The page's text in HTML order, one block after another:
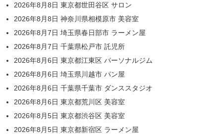
2026年8月8日 東京都世田谷区 サロン
2026年8月8日 神奈川県相模原市 美容室
2026年8月7日 埼玉県春日部市 ラーメン屋
2026年8月7日 千葉県松戸市 託児所
2026年8月6日 東京都江東区 パーソナルジム
2026年8月6日 埼玉県川越市 パン屋
2026年8月6日 千葉県千葉市 ダンススタジオ
2026年8月6日 東京都荒川区 美容室
2026年8月5日 東京都渋谷区 美容室
2026年8月5日 東京都新宿区 ラーメン屋